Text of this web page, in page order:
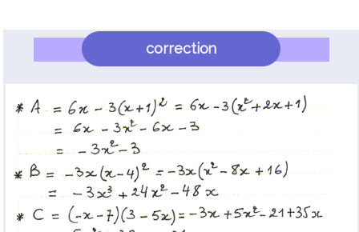
correction